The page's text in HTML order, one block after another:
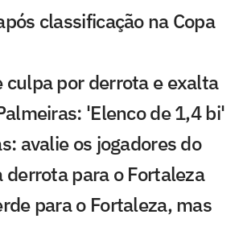
classificação na Copa
culpa por derrota e exalta
'Elenco de 1,4 bi'
avalie os jogadores do
derrota para o Fortaleza
para o Fortaleza, mas